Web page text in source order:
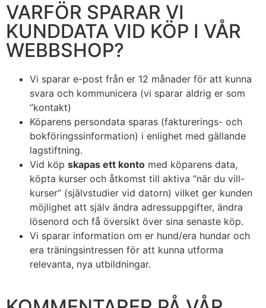
VARFÖR SPARAR VI
KUNDDATA VID KÖP I VÅR
WEBBSHOP?
Vi sparar e-post från er 12 månader för att kunna
svara och kommunicera (vi sparar aldrig er som
”kontakt)
Köparens persondata sparas (fakturerings- och
bokföringssinformation) i enlighet med gällande
lagstiftning.
Vid köp skapas ett konto med köparens data,
köpta kurser och åtkomst till aktiva “när du vill-
kurser” (självstudier vid datorn) vilket ger kunden
möjlighet att själv ändra adressuppgifter, ändra
lösenord och få översikt över sina senaste köp.
Vi sparar information om er hund/era hundar och
era träningsintressen för att kunna utforma
relevanta, nya utbildningar.